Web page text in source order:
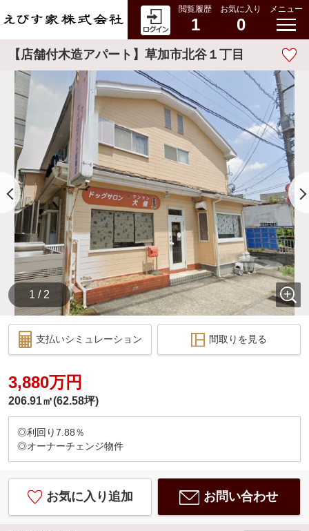
閲覧履歴
1
お気に入り
0
メニュー
【店舗付木造アパート】草加市北谷１丁目
1 / 2
支払いシミュレーション 間取りを見る
3,880万円
206.91㎡(62.58坪)
◎利回り7.88％
◎オーナーチェンジ物件
お気に入り追加 お問い合わせ